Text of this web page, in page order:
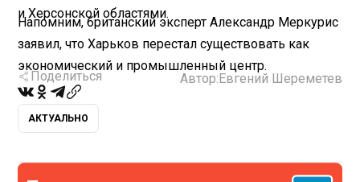
и Херсонской областями.
Напомним, британский эксперт Александр Меркурис
заявил, что Харьков перестал существовать как
экономический и промышленный центр.
Поделиться Автор: Евгений Шереметев
АКТУАЛЬНО